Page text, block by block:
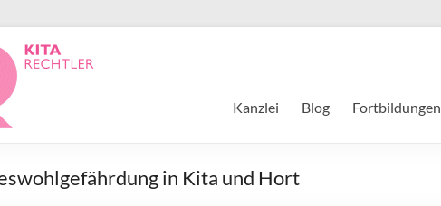
Kanzlei Blog Fortbildungen
in Kita und Hort